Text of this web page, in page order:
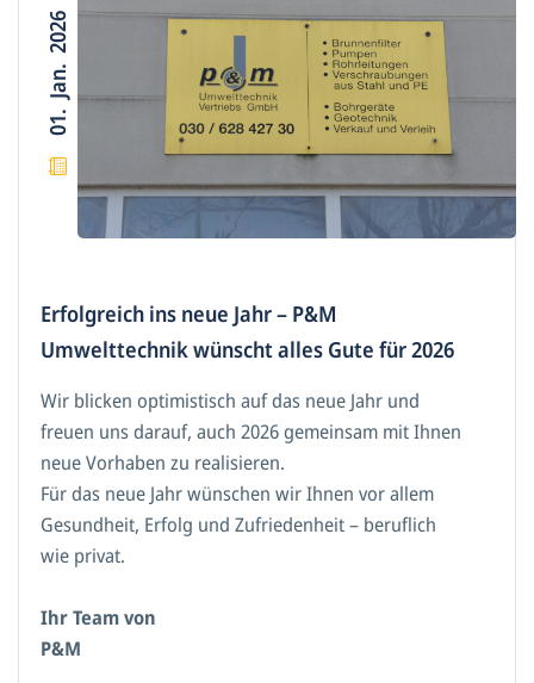
01. Jan. 2026
Erfolgreich ins neue Jahr – P&M
Umwelttechnik wünscht alles Gute für 2026
Wir blicken optimistisch auf das neue Jahr und
freuen uns darauf, auch 2026 gemeinsam mit Ihnen
neue Vorhaben zu realisieren.
Für das neue Jahr wünschen wir Ihnen vor allem
Gesundheit, Erfolg und Zufriedenheit – beruflich
wie privat.
Ihr Team von
P&M